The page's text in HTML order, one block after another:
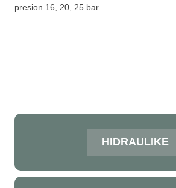
presion 16, 20, 25 bar.
HIDRAULIKE